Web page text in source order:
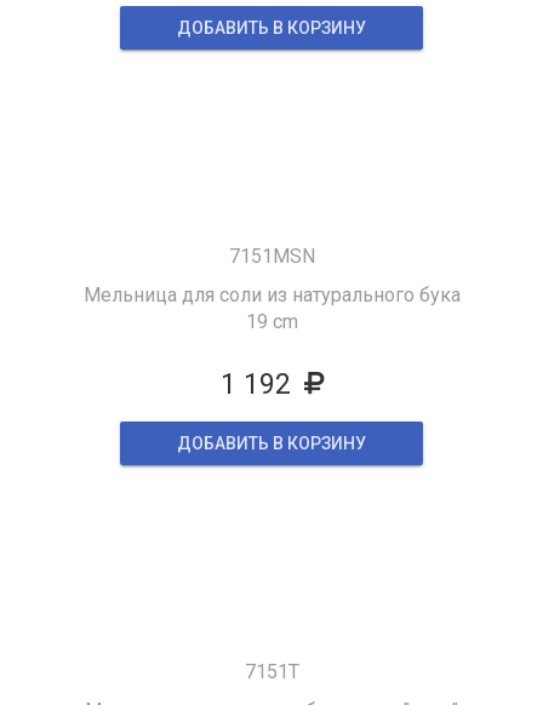
ДОБАВИТЬ В КОРЗИНУ
7151MSN
Мельница для соли из натурального бука
19 cm
1 192
ДОБАВИТЬ В КОРЗИНУ
7151T